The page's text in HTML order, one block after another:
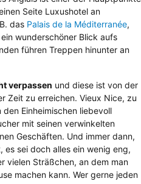
Seite Luxushotel an
das Palais de la Méditerranée,
wunderschöner Blick aufs
führen Treppen hinunter an
verpassen und diese ist von der
Zeit zu erreichen. Vieux Nice, zu
Einheimischen liebevoll
mit seinen verwinkelten
Geschäften. Und immer dann,
es sei doch alles ein wenig eng,
vielen Sträßchen, an dem man
machen kann. Wer gerne jeden